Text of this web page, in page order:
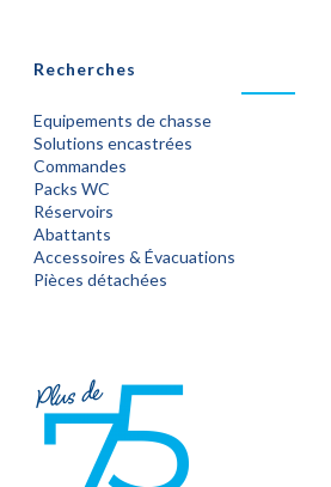
Recherches
Equipements de chasse
Solutions encastrées
Commandes
Packs WC
Réservoirs
Abattants
Accessoires & Évacuations
Pièces détachées